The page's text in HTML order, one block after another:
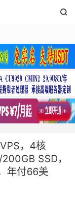

，4核
SSD，
年付66美